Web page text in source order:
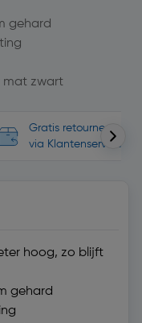
gehard
mat zwart
Gratis retourneren,
via Klantenservice
hoog, zo blijft
gehard